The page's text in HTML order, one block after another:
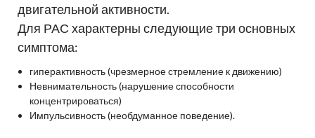
двигательной активности.
Для РАС характерны следующие три основных
симптома:
гиперактивность (чрезмерное стремление к движению)
Невнимательность (нарушение способности
концентрироваться)
Импульсивность (необдуманное поведение).